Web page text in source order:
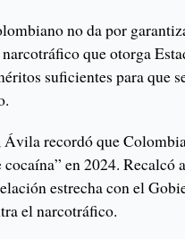
no da por
que otorga
suficientes para que
Ávila recordó que
en 2024. Recalcó
estrecha con el
el narcotráfico.